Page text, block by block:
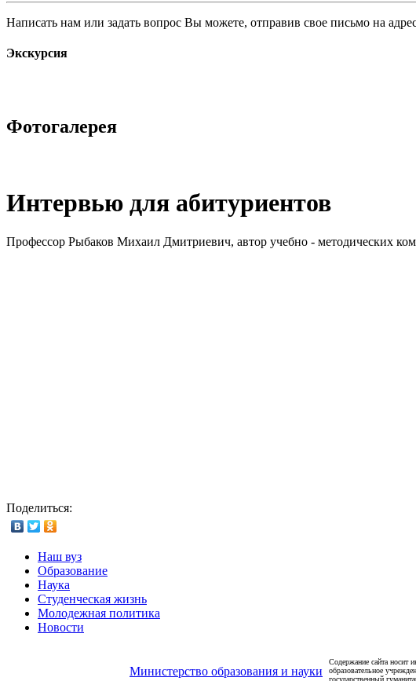
Написать нам или задать вопрос Вы можете, отправив свое письмо на
Экскурсия
Фотогалерея
Интервью для абитуриентов
Профессор Рыбаков Михаил Дмитриевич, автор учебно - методических
Поделиться:
Наш вуз
Образование
Наука
Студенческая жизнь
Молодежная политика
Новости
Министерство образования и науки
Содержание сайта носит
образовательное
государственный